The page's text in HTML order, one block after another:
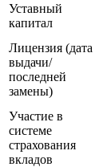
Уставный
капитал
Лицензия (дата
выдачи/
последней
замены)
Участие в
системе
страхования
вкладов